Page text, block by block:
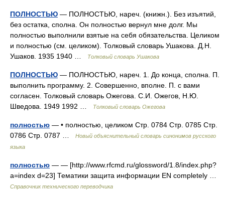
ПОЛНОСТЬЮ — ПОЛНОСТЬЮ, нареч. (книжн.). Без изъятий,
без остатка, сполна. Он полностью вернул мне долг. Мы
полностью выполнили взятые на себя обязательства. Целиком
и полностью (см. целиком). Толковый словарь Ушакова. Д.Н.
Ушаков. 1935 1940 …
Толковый словарь Ушакова
ПОЛНОСТЬЮ — ПОЛНОСТЬЮ, нареч. 1. До конца, сполна. П.
выполнить программу. 2. Совершенно, вполне. П. с вами
согласен. Толковый словарь Ожегова. С.И. Ожегов, Н.Ю.
Шведова. 1949 1992 …
Толковый словарь Ожегова
полностью — • полностью, целиком Стр. 0784 Стр. 0785 Стр.
0786 Стр. 0787 …
Новый объяснительный словарь синонимов русского
языка
полностью — — [http://www.rfcmd.ru/glossword/1.8/index.php?
a=index d=23] Тематики защита информации EN completely …
Справочник технического переводчика